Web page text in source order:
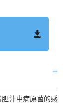
汁中病原菌的感